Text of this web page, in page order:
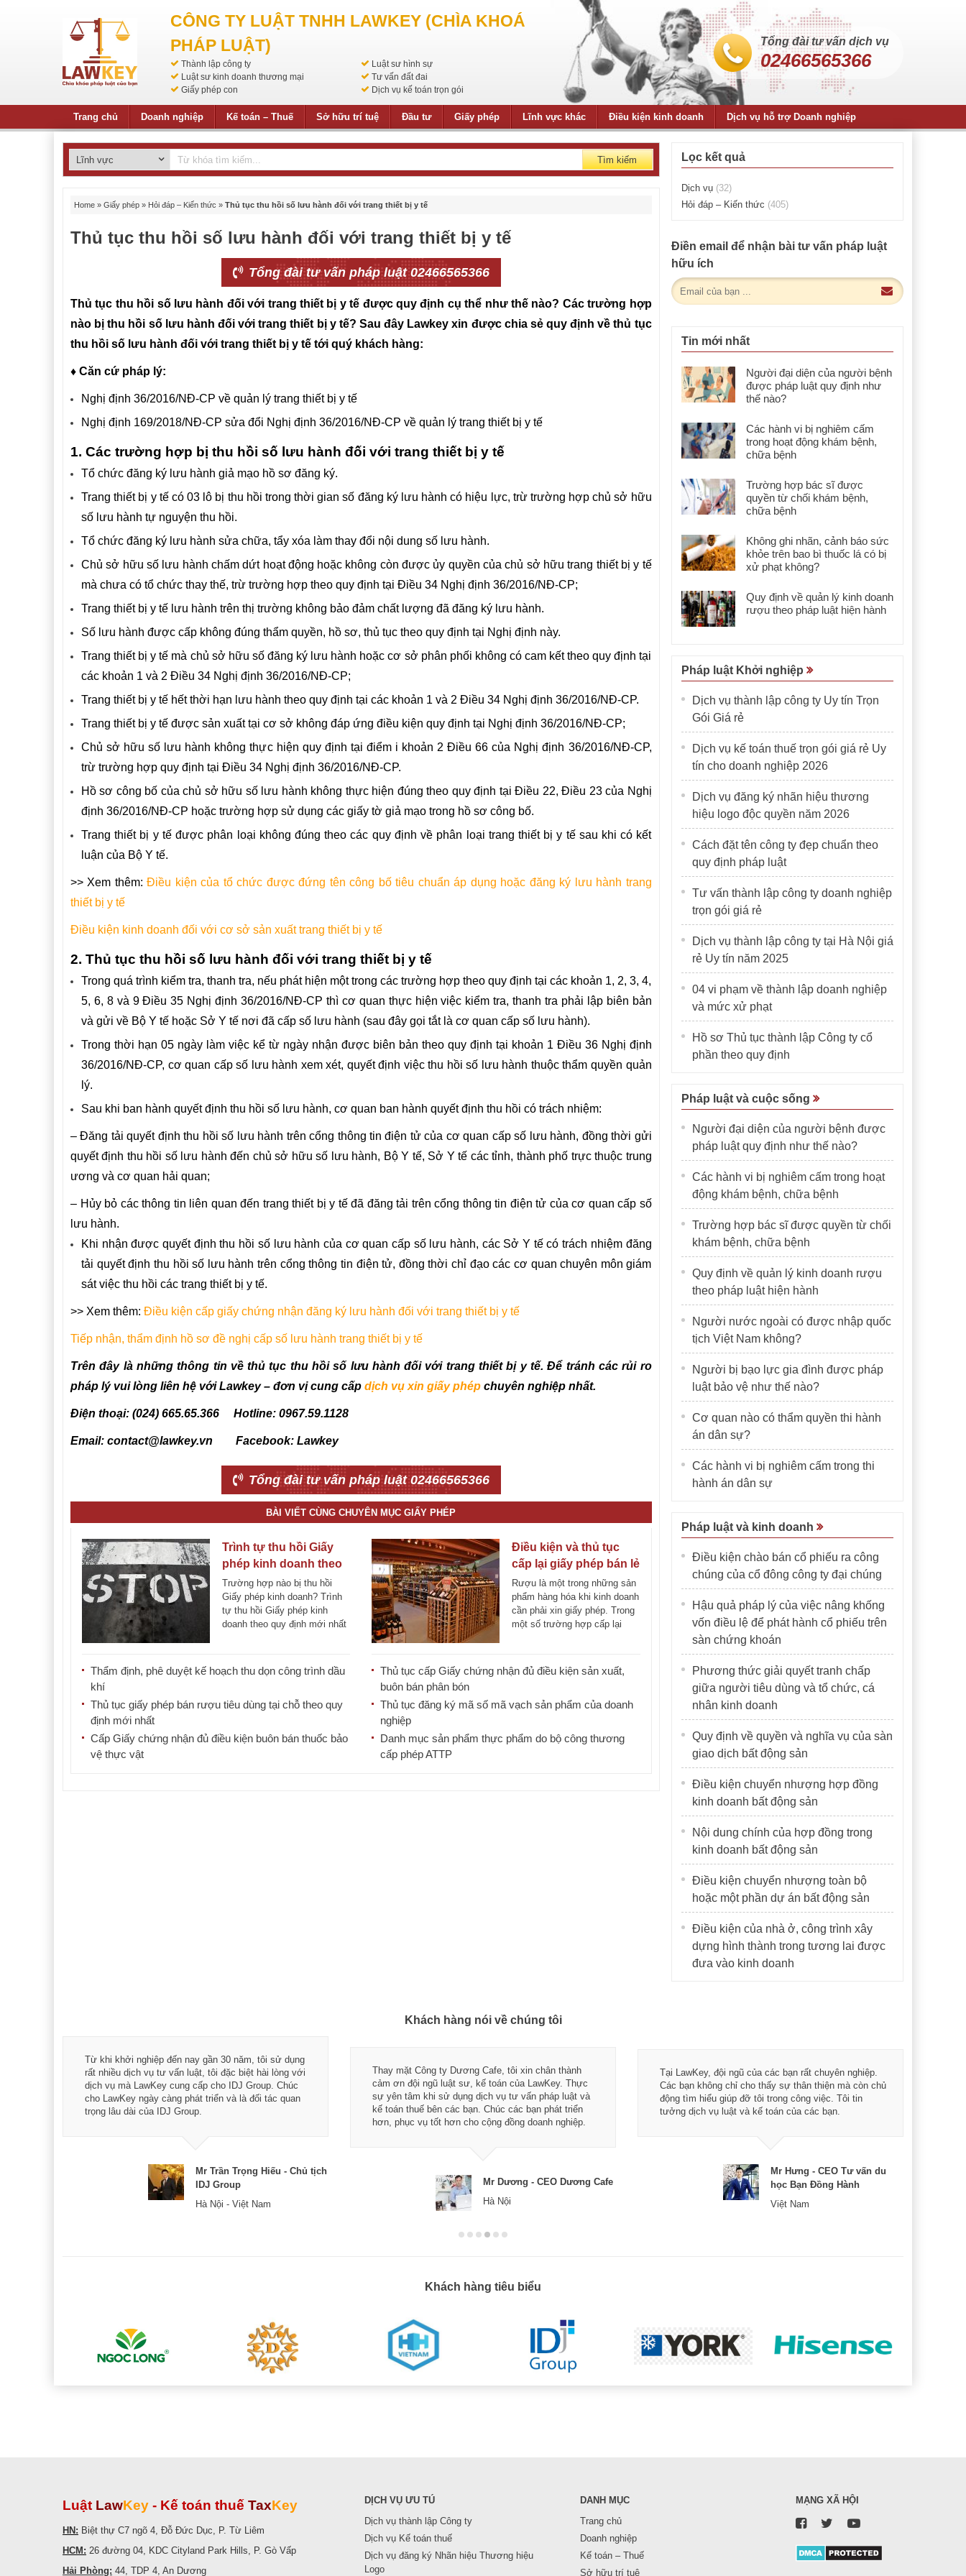
CÔNG TY LUẬT TNHH LAWKEY (CHÌA KHOÁ
PHÁP LUẬT)
Thành lập công ty
Luật sư hình sự
Luật sư kinh doanh thương mại
Tư vấn đất đai
Giấy phép con
Dịch vụ kế toán trọn gói
Tổng đài tư vấn dịch vụ
02466565366
Trang chủ Doanh nghiệp Kế toán – Thuế Sở hữu trí tuệ Đầu tư Giấy phép Lĩnh vực khác Điều kiện kinh doanh Dịch vụ hỗ trợ Doanh nghiệp
Tìm kiếm
Home » Giấy phép » Hỏi đáp – Kiến thức » Thủ tục thu hồi số lưu hành đối với trang thiết bị y tế
Thủ tục thu hồi số lưu hành đối với trang thiết bị y tế
Tổng đài tư vấn pháp luật 02466565366
Thủ tục thu hồi số lưu hành đối với trang thiết bị y tế được quy định cụ thể như thế nào? Các trường hợp
nào bị thu hồi số lưu hành đối với trang thiết bị y tế? Sau đây Lawkey xin được chia sẻ quy định về thủ tục
thu hồi số lưu hành đối với trang thiết bị y tế tới quý khách hàng:
♦ Căn cứ pháp lý:
Nghị định 36/2016/NĐ-CP về quản lý trang thiết bị y tế
Nghị định 169/2018/NĐ-CP sửa đổi Nghị định 36/2016/NĐ-CP về quản lý trang thiết bị y tế
1. Các trường hợp bị thu hồi số lưu hành đối với trang thiết bị y tế
Tổ chức đăng ký lưu hành giả mạo hồ sơ đăng ký.
Trang thiết bị y tế có 03 lô bị thu hồi trong thời gian số đăng ký lưu hành có hiệu lực, trừ trường hợp chủ sở hữu
số lưu hành tự nguyện thu hồi.
Tổ chức đăng ký lưu hành sửa chữa, tẩy xóa làm thay đổi nội dung số lưu hành.
Chủ sở hữu số lưu hành chấm dứt hoạt động hoặc không còn được ủy quyền của chủ sở hữu trang thiết bị y tế
mà chưa có tổ chức thay thế, trừ trường hợp theo quy định tại Điều 34 Nghị định 36/2016/NĐ-CP;
Trang thiết bị y tế lưu hành trên thị trường không bảo đảm chất lượng đã đăng ký lưu hành.
Số lưu hành được cấp không đúng thẩm quyền, hồ sơ, thủ tục theo quy định tại Nghị định này.
Trang thiết bị y tế mà chủ sở hữu số đăng ký lưu hành hoặc cơ sở phân phối không có cam kết theo quy định tại
các khoản 1 và 2 Điều 34 Nghị định 36/2016/NĐ-CP;
Trang thiết bị y tế hết thời hạn lưu hành theo quy định tại các khoản 1 và 2 Điều 34 Nghị định 36/2016/NĐ-CP.
Trang thiết bị y tế được sản xuất tại cơ sở không đáp ứng điều kiện quy định tại Nghị định 36/2016/NĐ-CP;
Chủ sở hữu số lưu hành không thực hiện quy định tại điểm i khoản 2 Điều 66 của Nghị định 36/2016/NĐ-CP,
trừ trường hợp quy định tại Điều 34 Nghị định 36/2016/NĐ-CP.
Hồ sơ công bố của chủ sở hữu số lưu hành không thực hiện đúng theo quy định tại Điều 22, Điều 23 của Nghị
định 36/2016/NĐ-CP hoặc trường hợp sử dụng các giấy tờ giả mạo trong hồ sơ công bố.
Trang thiết bị y tế được phân loại không đúng theo các quy định về phân loại trang thiết bị y tế sau khi có kết
luận của Bộ Y tế.
>> Xem thêm:Điều kiện của tổ chức được đứng tên công bố tiêu chuẩn áp dụng hoặc đăng ký lưu hành trang
thiết bị y tế
Điều kiện kinh doanh đối với cơ sở sản xuất trang thiết bị y tế
2. Thủ tục thu hồi số lưu hành đối với trang thiết bị y tế
Trong quá trình kiểm tra, thanh tra, nếu phát hiện một trong các trường hợp theo quy định tại các khoản 1, 2, 3, 4,
5, 6, 8 và 9 Điều 35 Nghị định 36/2016/NĐ-CP thì cơ quan thực hiện việc kiểm tra, thanh tra phải lập biên bản
và gửi về Bộ Y tế hoặc Sở Y tế nơi đã cấp số lưu hành (sau đây gọi tắt là cơ quan cấp số lưu hành).
Trong thời hạn 05 ngày làm việc kể từ ngày nhận được biên bản theo quy định tại khoản 1 Điều 36 Nghị định
36/2016/NĐ-CP, cơ quan cấp số lưu hành xem xét, quyết định việc thu hồi số lưu hành thuộc thẩm quyền quản
lý.
Sau khi ban hành quyết định thu hồi số lưu hành, cơ quan ban hành quyết định thu hồi có trách nhiệm:
– Đăng tải quyết định thu hồi số lưu hành trên cổng thông tin điện tử của cơ quan cấp số lưu hành, đồng thời gửi
quyết định thu hồi số lưu hành đến chủ sở hữu số lưu hành, Bộ Y tế, Sở Y tế các tỉnh, thành phố trực thuộc trung
ương và cơ quan hải quan;
– Hủy bỏ các thông tin liên quan đến trang thiết bị y tế đã đăng tải trên cổng thông tin điện tử của cơ quan cấp số
lưu hành.
Khi nhận được quyết định thu hồi số lưu hành của cơ quan cấp số lưu hành, các Sở Y tế có trách nhiệm đăng
tải quyết định thu hồi số lưu hành trên cổng thông tin điện tử, đồng thời chỉ đạo các cơ quan chuyên môn giám
sát việc thu hồi các trang thiết bị y tế.
>> Xem thêm: Điều kiện cấp giấy chứng nhận đăng ký lưu hành đối với trang thiết bị y tế
Tiếp nhận, thẩm định hồ sơ đề nghị cấp số lưu hành trang thiết bị y tế
Trên đây là những thông tin về thủ tục thu hồi số lưu hành đối với trang thiết bị y tế. Để tránh các rủi ro
pháp lý vui lòng liên hệ với Lawkey – đơn vị cung cấp dịch vụ xin giấy phép chuyên nghiệp nhất.
Điện thoại: (024) 665.65.366 Hotline: 0967.59.1128
Email: contact@lawkey.vn Facebook: Lawkey
Tổng đài tư vấn pháp luật 02466565366
BÀI VIẾT CÙNG CHUYÊN MỤC GIẤY PHÉP
Trình tự thu hồi Giấy
phép kinh doanh theo
quy định mới nhất
Trường hợp nào bị thu hồi
Giấy phép kinh doanh? Trình
tự thu hồi Giấy phép kinh
doanh theo quy định mới nhất
Thẩm định, phê duyệt kế hoạch thu dọn công trình dầu
khí
Thủ tục giấy phép bán rượu tiêu dùng tại chỗ theo quy
định mới nhất
Cấp Giấy chứng nhận đủ điều kiện buôn bán thuốc bảo
vệ thực vật
Điều kiện và thủ tục
cấp lại giấy phép bán lẻ
rượu
Rượu là một trong những sản
phẩm hàng hóa khi kinh doanh
cần phải xin giấy phép. Trong
một số trường hợp cấp lại
Thủ tục cấp Giấy chứng nhận đủ điều kiện sản xuất,
buôn bán phân bón
Thủ tục đăng ký mã số mã vạch sản phẩm của doanh
nghiệp
Danh mục sản phẩm thực phẩm do bộ công thương
cấp phép ATTP
Lọc kết quả
Dịch vụ (32)
Hỏi đáp – Kiến thức (405)
Điền email để nhận bài tư vấn pháp luật
hữu ích
Tin mới nhất
Người đại diện của người bệnh
được pháp luật quy định như
thế nào?
Các hành vi bị nghiêm cấm
trong hoạt động khám bệnh,
chữa bệnh
Trường hợp bác sĩ được
quyền từ chối khám bệnh,
chữa bệnh
Không ghi nhãn, cảnh báo sức
khỏe trên bao bì thuốc lá có bị
xử phạt không?
Quy định về quản lý kinh doanh
rượu theo pháp luật hiện hành
Pháp luật Khởi nghiệp
Dịch vụ thành lập công ty Uy tín Trọn
Gói Giá rẻ
Dịch vụ kế toán thuế trọn gói giá rẻ Uy
tín cho doanh nghiệp 2026
Dịch vụ đăng ký nhãn hiệu thương
hiệu logo độc quyền năm 2026
Cách đặt tên công ty đẹp chuẩn theo
quy định pháp luật
Tư vấn thành lập công ty doanh nghiệp
trọn gói giá rẻ
Dịch vụ thành lập công ty tại Hà Nội giá
rẻ Uy tín năm 2025
04 vi phạm về thành lập doanh nghiệp
và mức xử phạt
Hồ sơ Thủ tục thành lập Công ty cổ
phần theo quy định
Pháp luật và cuộc sống
Người đại diện của người bệnh được
pháp luật quy định như thế nào?
Các hành vi bị nghiêm cấm trong hoạt
động khám bệnh, chữa bệnh
Trường hợp bác sĩ được quyền từ chối
khám bệnh, chữa bệnh
Quy định về quản lý kinh doanh rượu
theo pháp luật hiện hành
Người nước ngoài có được nhập quốc
tịch Việt Nam không?
Người bị bạo lực gia đình được pháp
luật bảo vệ như thế nào?
Cơ quan nào có thẩm quyền thi hành
án dân sự?
Các hành vi bị nghiêm cấm trong thi
hành án dân sự
Pháp luật và kinh doanh
Điều kiện chào bán cổ phiếu ra công
chúng của cổ đông công ty đại chúng
Hậu quả pháp lý của việc nâng khống
vốn điều lệ để phát hành cổ phiếu trên
sàn chứng khoán
Phương thức giải quyết tranh chấp
giữa người tiêu dùng và tổ chức, cá
nhân kinh doanh
Quy định về quyền và nghĩa vụ của sàn
giao dịch bất động sản
Điều kiện chuyển nhượng hợp đồng
kinh doanh bất động sản
Nội dung chính của hợp đồng trong
kinh doanh bất động sản
Điều kiện chuyển nhượng toàn bộ
hoặc một phần dự án bất động sản
Điều kiện của nhà ở, công trình xây
dựng hình thành trong tương lai được
đưa vào kinh doanh
Khách hàng nói về chúng tôi
Từ khi khởi nghiệp đến nay gần 30 năm, tôi sử dụng
rất nhiều dịch vụ tư vấn luật, tôi đặc biệt hài lòng với
dịch vụ mà LawKey cung cấp cho IDJ Group. Chúc
cho LawKey ngày càng phát triển và là đối tác quan
trọng lâu dài của IDJ Group.
Mr Trần Trọng Hiếu - Chủ tịch
IDJ Group
Hà Nội - Việt Nam
Thay mặt Công ty Dương Cafe, tôi xin chân thành
cảm ơn đội ngũ luật sư, kế toán của LawKey. Thực
sự yên tâm khi sử dụng dịch vụ tư vấn pháp luật và
kế toán thuế bên các bạn. Chúc các bạn phát triển
hơn, phục vụ tốt hơn cho cộng đồng doanh nghiệp.
Mr Dương - CEO Dương Cafe
Hà Nội
Tại LawKey, đội ngũ của các bạn rất chuyên nghiệp.
Các bạn không chỉ cho thấy sự thân thiện mà còn chủ
động tìm hiểu giúp đỡ tôi trong công việc. Tôi tin
tưởng dịch vụ luật và kế toán của các bạn.
Mr Hưng - CEO Tư vấn du
học Bạn Đồng Hành
Việt Nam
Khách hàng tiêu biểu
Luật LawKey - Kế toán thuế TaxKey
HN: Biệt thự C7 ngõ 4, Đỗ Đức Dục, P. Từ Liêm
HCM: 26 đường 04, KDC Cityland Park Hills, P. Gò Vấp
Hải Phòng: 44, TDP 4, An Dương
DỊCH VỤ ƯU TÚ
Dịch vụ thành lập Công ty
Dịch vụ Kế toán thuế
Dịch vụ đăng ký Nhãn hiệu Thương hiệu
Logo
DANH MỤC
Trang chủ
Doanh nghiệp
Kế toán – Thuế
Sở hữu trí tuệ
MẠNG XÃ HỘI